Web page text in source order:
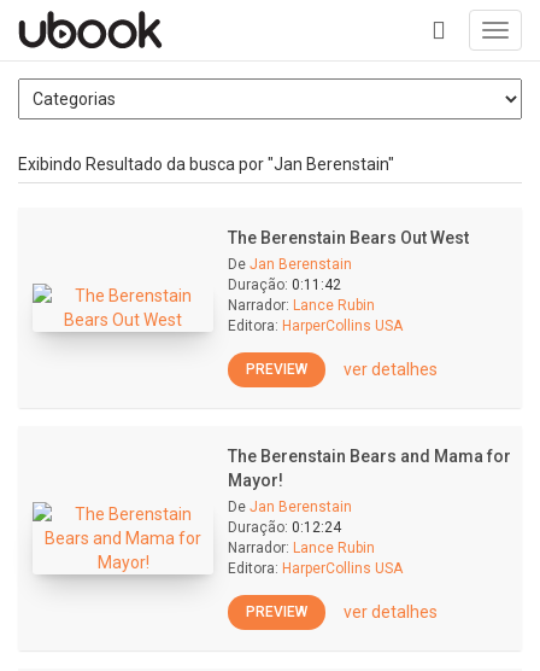
+
Exibindo Resultado da busca por "Jan Berenstain"
The Berenstain Bears Out West
De Jan Berenstain
Duração: 0:11:42
Narrador: Lance Rubin
Editora: HarperCollins USA
PREVIEW ver detalhes
The Berenstain Bears and Mama for
Mayor!
De Jan Berenstain
Duração: 0:12:24
Narrador: Lance Rubin
Editora: HarperCollins USA
PREVIEW ver detalhes